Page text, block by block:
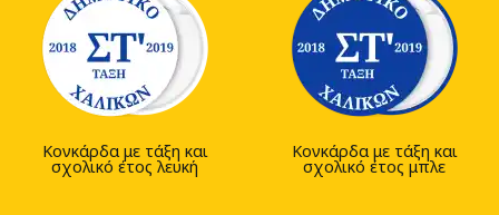
Κονκάρδα με τάξη και
σχολικό έτος λευκή
Κονκάρδα με τάξη και
σχολικό έτος μπλε